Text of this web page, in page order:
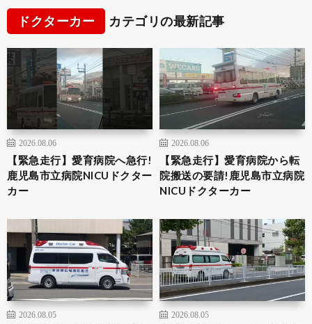
ドクターカー カテゴリの最新記事
2026.08.06
【緊急走行】愛育病院へ急行!
鹿児島市立病院NICUドクター
カー
2026.08.06
【緊急走行】愛育病院から転
院搬送の要請!鹿児島市立病院
NICUドクターカー
2026.08.05 2026.08.05